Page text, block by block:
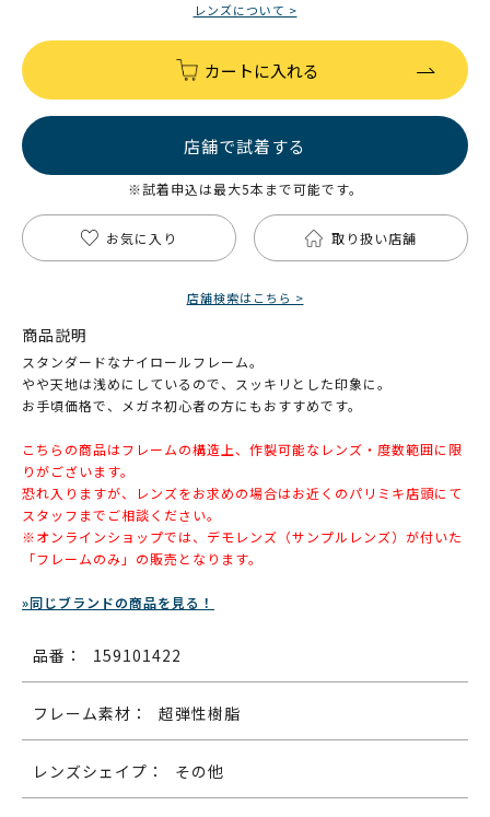
レンズについて >
カートに入れる
店舗で試着する
※試着申込は最大5本まで可能です。
お気に入り 取り扱い店舗
店舗検索はこちら >
商品説明
スタンダードなナイロールフレーム。
やや天地は浅めにしているので、スッキリとした印象に。
お手頃価格で、メガネ初心者の方にもおすすめです。
こちらの商品はフレームの構造上、作製可能なレンズ・度数範囲に限
りがございます。
恐れ入りますが、レンズをお求めの場合はお近くのパリミキ店頭にて
スタッフまでご相談ください。
※オンラインショップでは、デモレンズ（サンプルレンズ）が付いた
「フレームのみ」の販売となります。
»同じブランドの商品を見る！
品番： 159101422
フレーム素材： 超弾性樹脂
レンズシェイプ： その他